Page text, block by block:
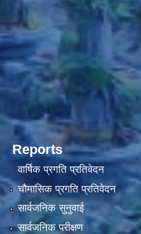
Reports
वार्षिक प्रगति प्रतिवेदन
चौमासिक प्रगति प्रतिवेदन
सार्वजनिक सुनुवाई
सार्वजनिक परीक्षण